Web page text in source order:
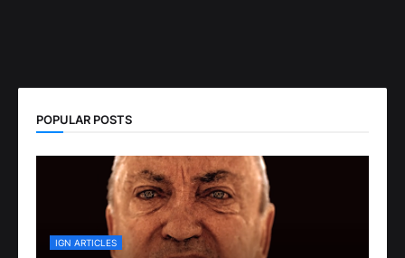
POPULAR POSTS
IGN ARTICLES